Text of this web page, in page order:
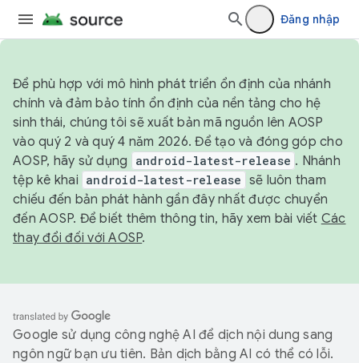
Đăng nhập
Để phù hợp với mô hình phát triển ổn định của nhánh
chính và đảm bảo tính ổn định của nền tảng cho hệ
sinh thái, chúng tôi sẽ xuất bản mã nguồn lên AOSP
vào quý 2 và quý 4 năm 2026. Để tạo và đóng góp cho
AOSP, hãy sử dụng
android-latest-release . Nhánh
tệp kê khai android-latest-release sẽ luôn tham
chiếu đến bản phát hành gần đây nhất được chuyển
đến AOSP. Để biết thêm thông tin, hãy xem bài viết Các
thay đổi đối với AOSP.
Google sử dụng công nghệ AI để dịch nội dung sang
ngôn ngữ bạn ưu tiên. Bản dịch bằng AI có thể có lỗi.